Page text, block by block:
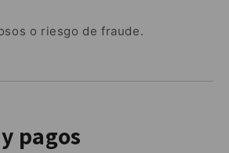
o riesgo de fraude.
pagos